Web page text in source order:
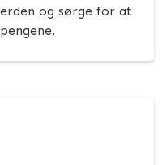
og sørge for at